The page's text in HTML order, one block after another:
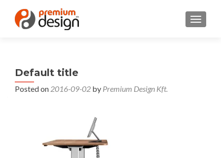
Default title
Posted on 2016-09-02 by Premium Design Kft.